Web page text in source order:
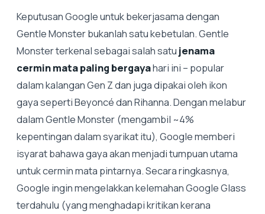
Keputusan Google untuk bekerjasama dengan
Gentle Monster bukanlah satu kebetulan. Gentle
Monster terkenal sebagai salah satu jenama
cermin mata paling bergayahari ini – popular
dalam kalangan Gen Z dan juga dipakai oleh ikon
gaya seperti Beyoncé dan Rihanna. Dengan melabur
dalam Gentle Monster (mengambil ~4%
kepentingan dalam syarikat itu), Google memberi
isyarat bahawa gaya akan menjadi tumpuan utama
untuk cermin mata pintarnya. Secara ringkasnya,
Google ingin mengelakkan kelemahan Google Glass
terdahulu (yang menghadapi kritikan kerana